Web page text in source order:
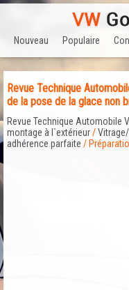
Nouveau Populaire
Revue Technique
de la pose de la glace non
Revue Technique Automobile
montage à l`extérieur/
adhérence parfaite /